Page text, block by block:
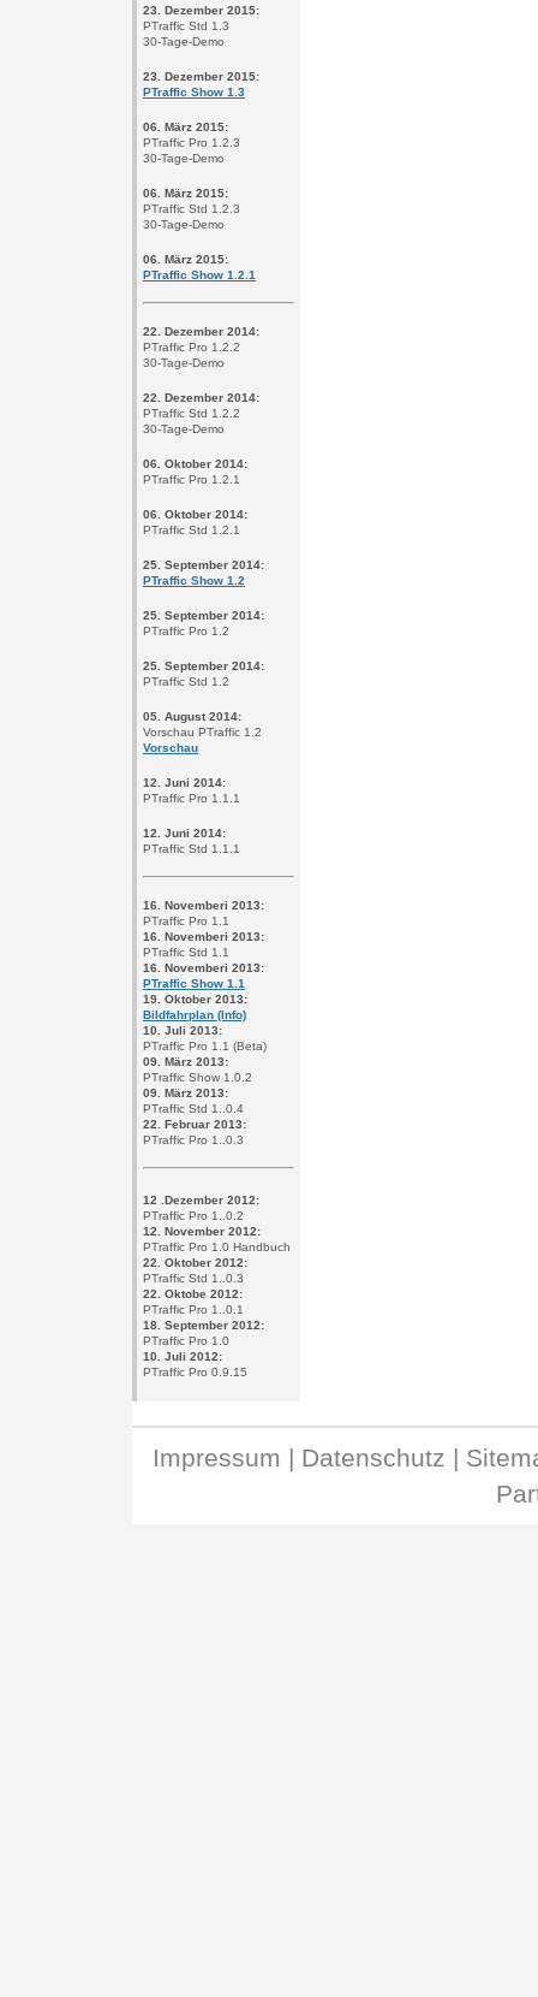
23. Dezember 2015:
PTraffic Std 1.3
30-Tage-Demo
23. Dezember 2015:
PTraffic Show 1.3
06. März 2015:
PTraffic Pro 1.2.3
30-Tage-Demo
06. März 2015:
PTraffic Std 1.2.3
30-Tage-Demo
06. März 2015:
PTraffic Show 1.2.1
22. Dezember 2014:
PTraffic Pro 1.2.2
30-Tage-Demo
22. Dezember 2014:
PTraffic Std 1.2.2
30-Tage-Demo
06. Oktober 2014:
PTraffic Pro 1.2.1
06. Oktober 2014:
PTraffic Std 1.2.1
25. September 2014:
PTraffic Show 1.2
25. September 2014:
PTraffic Pro 1.2
25. September 2014:
PTraffic Std 1.2
05. August 2014:
Vorschau PTraffic 1.2
Vorschau
12. Juni 2014:
PTraffic Pro 1.1.1
12. Juni 2014:
PTraffic Std 1.1.1
16. Novemberi 2013:
PTraffic Pro 1.1
16. Novemberi 2013:
PTraffic Std 1.1
16. Novemberi 2013:
PTraffic Show 1.1
19. Oktober 2013:
Bildfahrplan (Info)
10. Juli 2013:
PTraffic Pro 1.1 (Beta)
09. März 2013:
PTraffic Show 1.0.2
09. März 2013:
PTraffic Std 1..0.4
22. Februar 2013:
PTraffic Pro 1..0.3
12 .Dezember 2012:
PTraffic Pro 1..0.2
12. November 2012:
PTraffic Pro 1.0 Handbuch
22. Oktober 2012:
PTraffic Std 1..0.3
22. Oktobe 2012:
PTraffic Pro 1..0.1
18. September 2012:
PTraffic Pro 1.0
10. Juli 2012:
PTraffic Pro 0.9.15
Impressum | Datenschutz |